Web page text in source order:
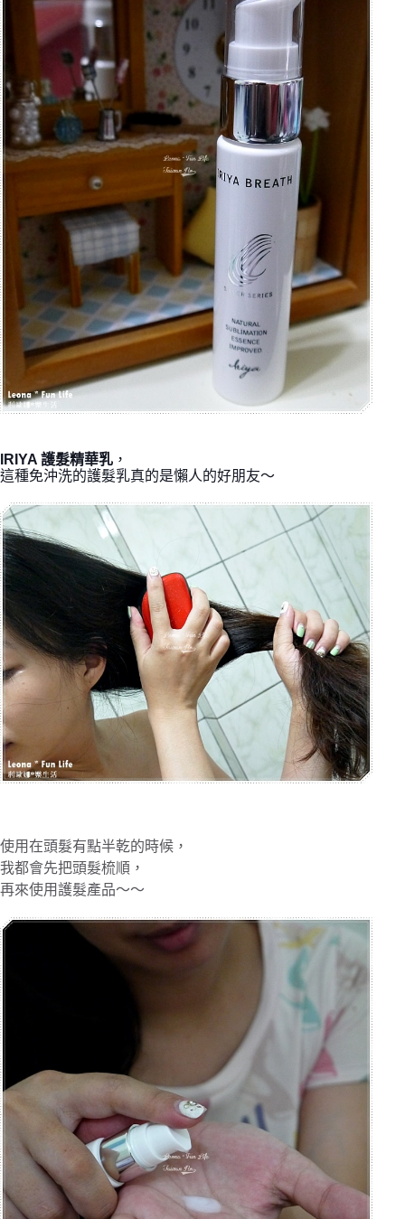
IRIYA 護髮精華乳 ，
這種免沖洗的護髮乳真的是懶人的好朋友～
使用在頭髮有點半乾的時候，
我都會先把頭髮梳順，
再來使用護髮產品～～